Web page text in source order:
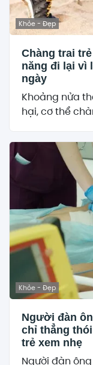
Khỏe - Đẹp
Chàng trai
năng đi lại vì
ngày
Khoảng nửa
hại, cơ thể
Khỏe - Đẹp
Người đàn
chỉ thẳng
trẻ xem nhẹ
Người đàn